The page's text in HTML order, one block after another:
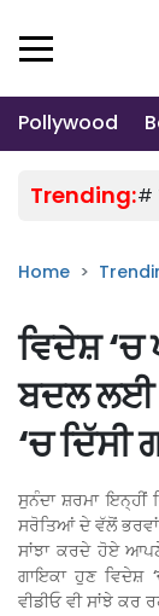
Pollywood
Trending:#
Home
ਵਿਦੇਸ਼
ਬਦਲ ਲਈ
‘ਚ ਦਿੱਸੀ
ਸੁਨੰਦਾ ਸ਼ਰਮਾ ਇਨ੍ਹੀਂ
ਸਰੋਤਿਆਂ ਦੇ ਵੱਲੋਂ ਭਰਵਾਂ
ਸਾਂਝਾ ਕਰਦੇ ਹੋਏ
ਗਾਇਕਾ ਹੁਣ ਵਿਦੇਸ਼
ਵੀਡੀਓ ਵੀ ਸਾਂਝੇ ਕਰ